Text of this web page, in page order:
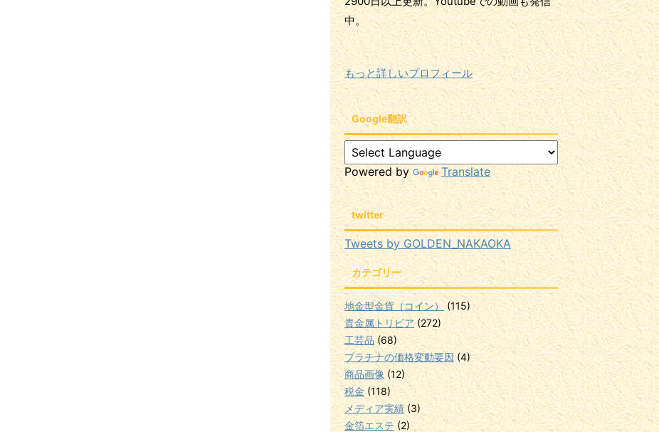
中。
もっと詳しいプロフィール
Google翻訳
Powered by Translate
twitter
Tweets by GOLDEN_NAKAOKA
カテゴリー
地金型金貨（コイン）
(115)
貴金属トリビア(272)
工芸品 (68)
プラチナの価格変動要因 (4)
商品画像 (12)
税金 (118)
メディア実績 (3)
金箔エステ (2)